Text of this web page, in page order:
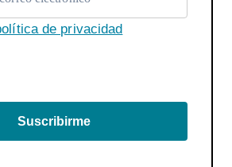
de privacidad
Suscribirme